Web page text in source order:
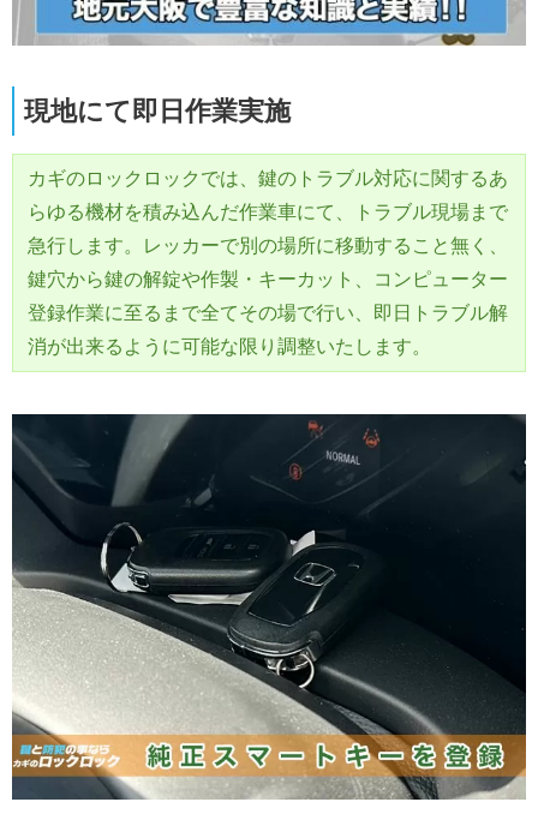
現地にて即日作業実施
カギのロックロックでは、鍵のトラブル対応に関するあ
らゆる機材を積み込んだ作業車にて、トラブル現場まで
急行します。レッカーで別の場所に移動すること無く、
鍵穴から鍵の解錠や作製・キーカット、コンピューター
登録作業に至るまで全てその場で行い、即日トラブル解
消が出来るように可能な限り調整いたします。